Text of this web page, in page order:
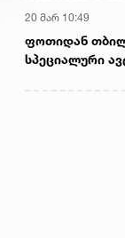
20 მარ 10:49
ფოთიდან
სპეციალური